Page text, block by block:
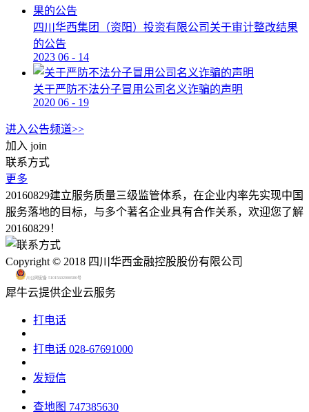
四川华西集团（资阳）投资有限公司关于审计整改结果
的公告
2023 06 - 14
关于严防不法分子冒用公司名义诈骗的声明
2020 06 - 19
进入公告频道>>
加入 join
联系方式
更多
20160829建立服务质量三级监管体系，在企业内率先实现中国
服务落地的目标，与多个著名企业具有合作关系，欢迎您了解
20160829！
Copyright © 2018 四川华西金融控股股份有限公司
川公网安备 51015602000580号
犀牛云提供企业云服务
打电话
打电话 028-67691000
发短信
查地图 747385630